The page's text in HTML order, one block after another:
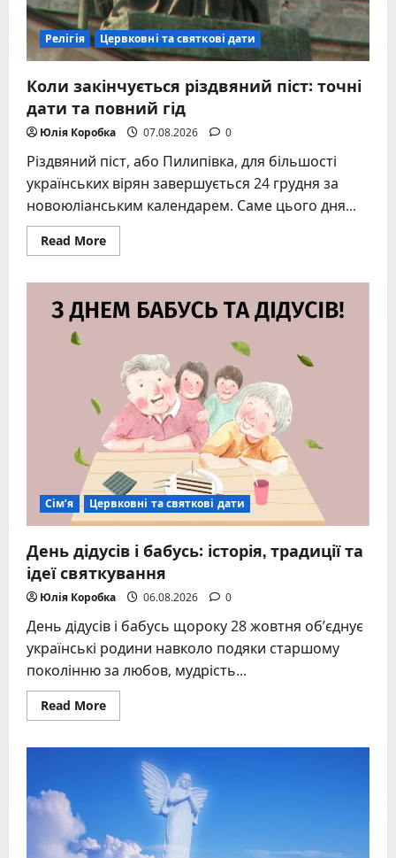
Релігія Цервковні та святкові дати
Коли закінчується різдвяний піст: точні
дати та повний гід
Юлія Коробка 07.08.2026 0
Різдвяний піст, або Пилипівка, для більшості
українських вірян завершується 24 грудня за
новоюліанським календарем. Саме цього дня...
Read MoreRead
more
різдвяний
піст:
повний
гід
Сім’я Цервковні та святкові дати
День дідусів і бабусь: історія, традиції та
ідеї святкування
Юлія Коробка 06.08.2026 0
День дідусів і бабусь щороку 28 жовтня об’єднує
українські родини навколо подяки старшому
поколінню за любов, мудрість...
Read MoreRead
more
бабусь:
історія,
традиції
святкування